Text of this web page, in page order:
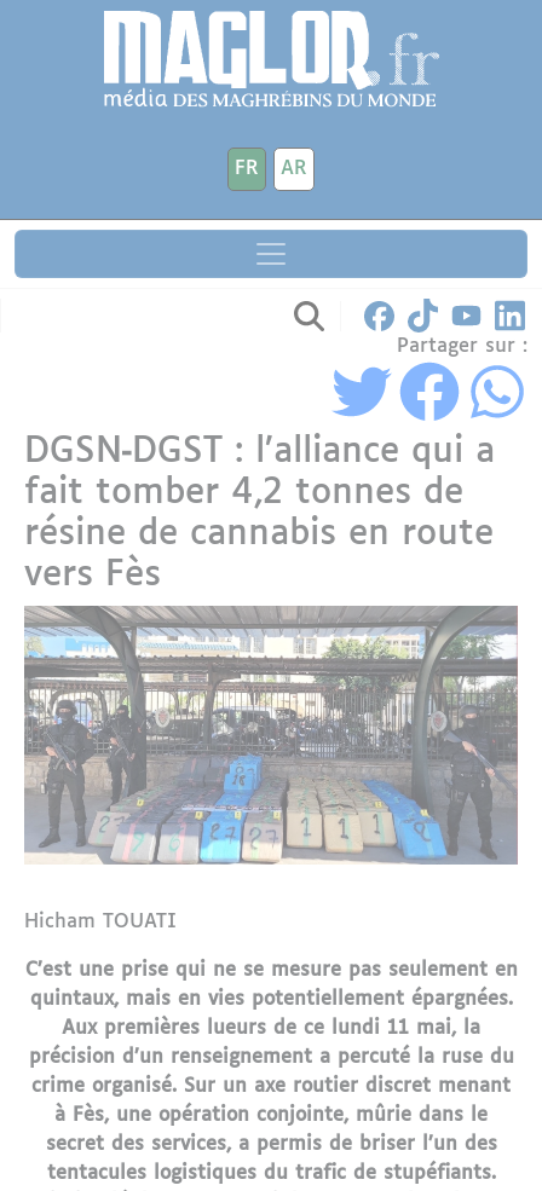
Aller au contenu principal
FR AR
Partager sur :
DGSN‑DGST : l’alliance qui a
fait tomber 4,2 tonnes de
résine de cannabis en route
vers Fès
Hicham TOUATI
C’est une prise qui ne se mesure pas seulement en
quintaux, mais en vies potentiellement épargnées.
Aux premières lueurs de ce lundi 11 mai, la
précision d’un renseignement a percuté la ruse du
crime organisé. Sur un axe routier discret menant
à Fès, une opération conjointe, mûrie dans le
secret des services, a permis de briser l’un des
tentacules logistiques du trafic de stupéfiants.
Panneau de gestion des cookies